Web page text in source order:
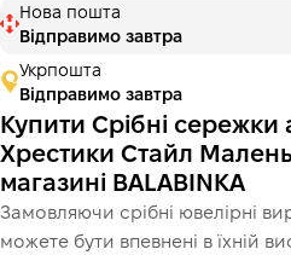
Це ще не оформлення
переходите до наступного
Нова пошта
Відправимо завтра
Укрпошта
Відправимо завтра
Купити Срібні cережки
Хрестики Стайл
магазині BALABINKA
Замовляючи срібні ювелірні
можете бути впевнені в їхній